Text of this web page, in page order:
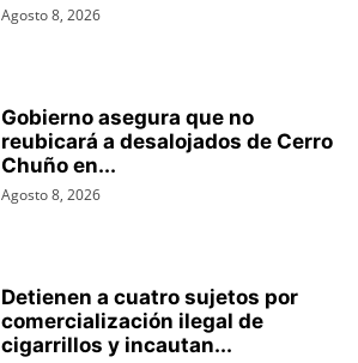
Agosto 8, 2026
Gobierno asegura que no
reubicará a desalojados de Cerro
Chuño en...
Agosto 8, 2026
Detienen a cuatro sujetos por
comercialización ilegal de
cigarrillos y incautan...